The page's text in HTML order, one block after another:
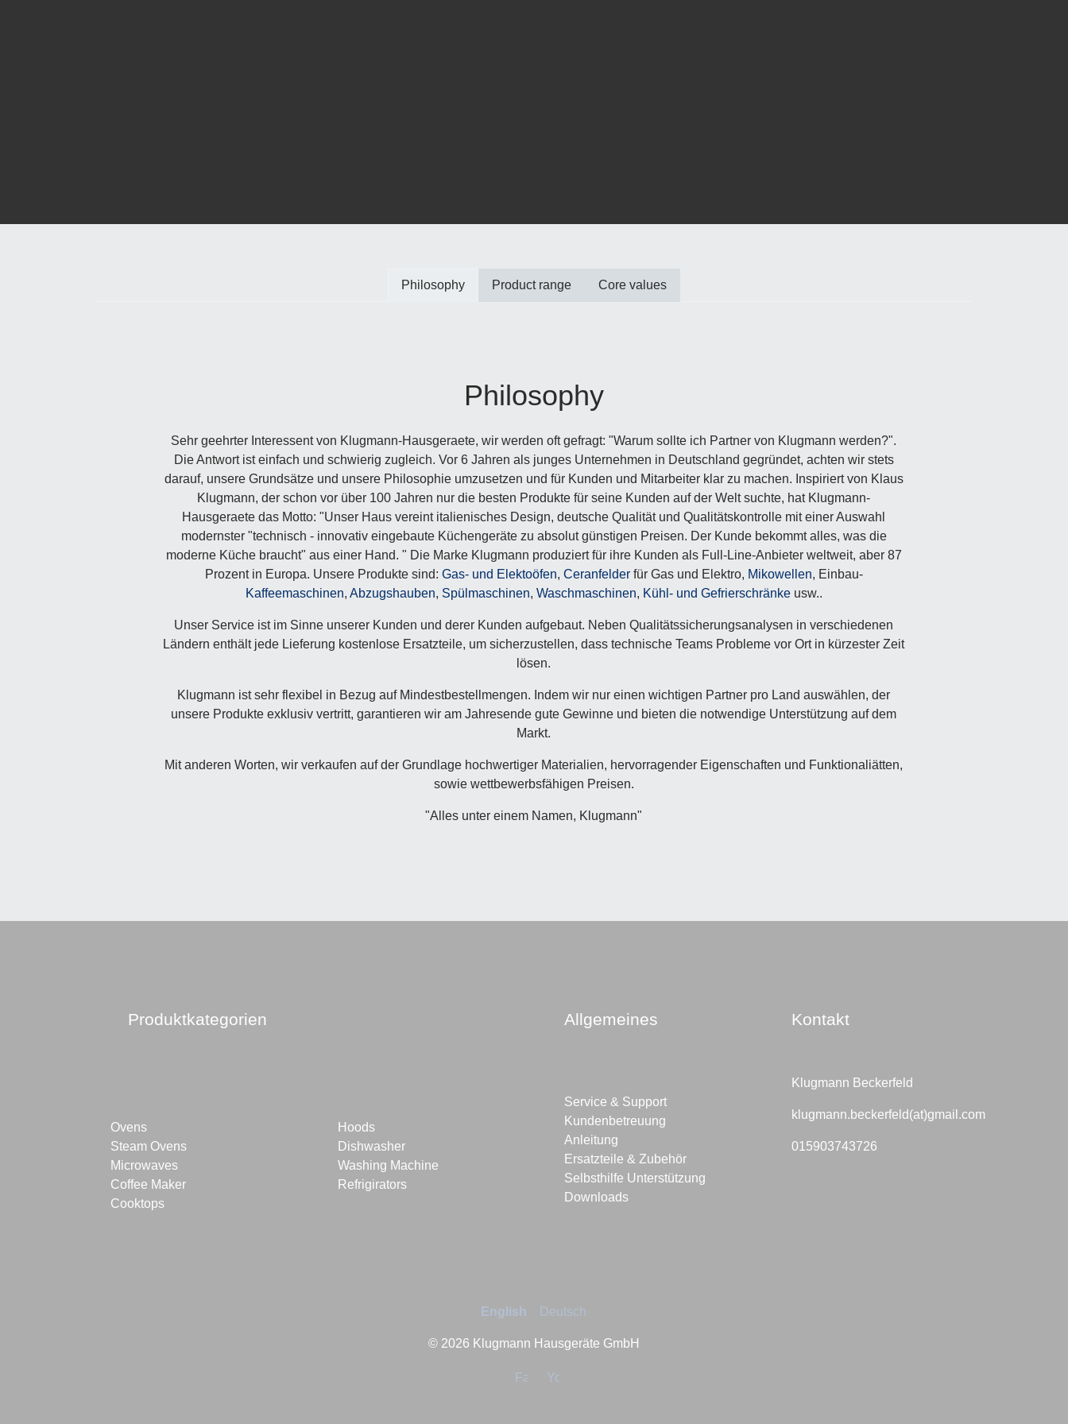
Philosophy Product range Core values
Philosophy
Sehr geehrter Interessent von Klugmann-Hausgeraete, wir werden oft gefragt: "Warum sollte ich Partner von Klugmann werden?".
Die Antwort ist einfach und schwierig zugleich. Vor 6 Jahren als junges Unternehmen in Deutschland gegründet, achten wir stets
darauf, unsere Grundsätze und unsere Philosophie umzusetzen und für Kunden und Mitarbeiter klar zu machen. Inspiriert von Klaus
Klugmann, der schon vor über 100 Jahren nur die besten Produkte für seine Kunden auf der Welt suchte, hat Klugmann-
Hausgeraete das Motto: "Unser Haus vereint italienisches Design, deutsche Qualität und Qualitätskontrolle mit einer Auswahl
modernster "technisch - innovativ eingebaute Küchengeräte zu absolut günstigen Preisen. Der Kunde bekommt alles, was die
moderne Küche braucht" aus einer Hand. " Die Marke Klugmann produziert für ihre Kunden als Full-Line-Anbieter weltweit, aber 87
Prozent in Europa. Unsere Produkte sind: Gas- und Elektoöfen, Ceranfelder für Gas und Elektro, Mikowellen, Einbau-
Kaffeemaschinen, Abzugshauben, Spülmaschinen, Waschmaschinen, Kühl- und Gefrierschränkeusw..
Unser Service ist im Sinne unserer Kunden und derer Kunden aufgebaut. Neben Qualitätssicherungsanalysen in verschiedenen
Ländern enthält jede Lieferung kostenlose Ersatzteile, um sicherzustellen, dass technische Teams Probleme vor Ort in kürzester Zeit
lösen.
Klugmann ist sehr flexibel in Bezug auf Mindestbestellmengen. Indem wir nur einen wichtigen Partner pro Land auswählen, der
unsere Produkte exklusiv vertritt, garantieren wir am Jahresende gute Gewinne und bieten die notwendige Unterstützung auf dem
Markt.
Mit anderen Worten, wir verkaufen auf der Grundlage hochwertiger Materialien, hervorragender Eigenschaften und Funktionaliätten,
sowie wettbewerbsfähigen Preisen.
"Alles unter einem Namen, Klugmann"
Produktkategorien
Ovens
Steam Ovens
Microwaves
Coffee Maker
Cooktops
Hoods
Dishwasher
Washing Machine
Refrigirators
Allgemeines
Service & Support
Kundenbetreuung
Anleitung
Ersatzteile & Zubehör
Selbsthilfe Unterstützung
Downloads
Kontakt
Klugmann Beckerfeld
klugmann.beckerfeld(at)gmail.com
015903743726
English Deutsch
© 2026 Klugmann Hausgeräte GmbH
FacebookYouTube